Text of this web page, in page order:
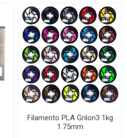
Filamento PLA Grilon3 1kg
1.75mm